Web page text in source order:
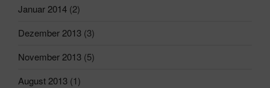
Januar 2014 (2)
Dezember 2013 (3)
November 2013 (5)
August 2013 (1)